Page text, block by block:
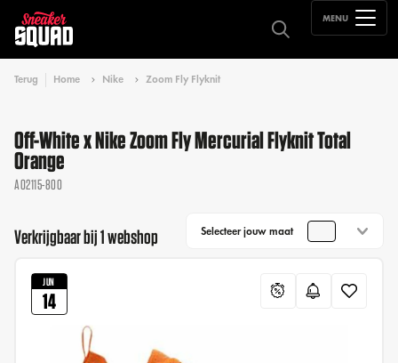
MENU
Terug Home Nike Zoom Fly Flyknit
Off-White x Nike Zoom Fly Mercurial Flyknit Total
Orange
AO2115-800
Verkrijgbaar bij 1 webshop Selecteer jouw maat
JUN
14